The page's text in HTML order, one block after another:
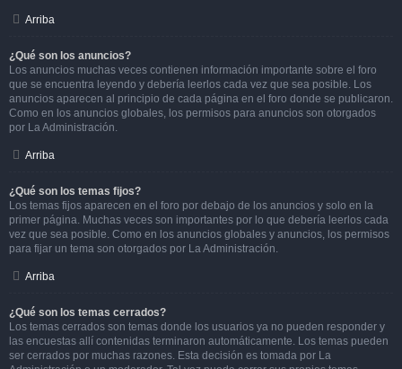
Arriba
¿Qué son los anuncios?
Los anuncios muchas veces contienen información importante sobre el foro
que se encuentra leyendo y debería leerlos cada vez que sea posible. Los
anuncios aparecen al principio de cada página en el foro donde se publicaron.
Como en los anuncios globales, los permisos para anuncios son otorgados
por La Administración.
Arriba
¿Qué son los temas fijos?
Los temas fijos aparecen en el foro por debajo de los anuncios y solo en la
primer página. Muchas veces son importantes por lo que debería leerlos cada
vez que sea posible. Como en los anuncios globales y anuncios, los permisos
para fijar un tema son otorgados por La Administración.
Arriba
¿Qué son los temas cerrados?
Los temas cerrados son temas donde los usuarios ya no pueden responder y
las encuestas allí contenidas terminaron automáticamente. Los temas pueden
ser cerrados por muchas razones. Esta decisión es tomada por La